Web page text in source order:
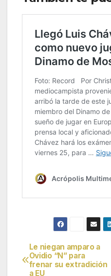
Navegación
Le niegan amparo a
Ovidio “N” para
frenar su extradición
a EU